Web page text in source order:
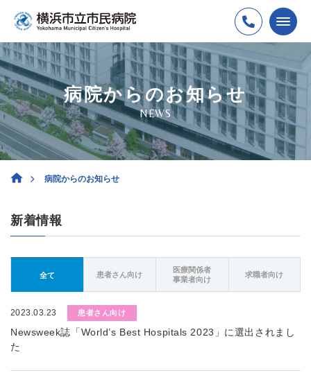
病院からのお知らせ
NEWS
病院からのお知らせ
新着情報
全て 患者さん向け
医療関係者
事業者向け
求職者向け
2023.03.23 患者さん向け
Newsweek誌「World’s Best Hospitals 2023」に選出されまし
た